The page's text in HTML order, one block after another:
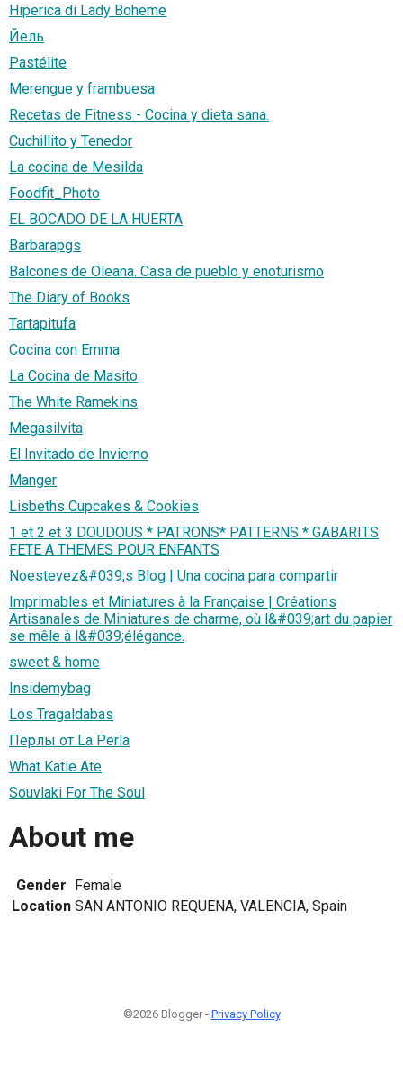
Hiperica di Lady Boheme
Йель
Pastélite
Merengue y frambuesa
Recetas de Fitness - Cocina y dieta sana.
Cuchillito y Tenedor
La cocina de Mesilda
Foodfit_Photo
EL BOCADO DE LA HUERTA
Barbarapgs
Balcones de Oleana. Casa de pueblo y enoturismo
The Diary of Books
Tartapitufa
Cocina con Emma
La Cocina de Masito
The White Ramekins
Megasilvita
El Invitado de Invierno
Manger
Lisbeths Cupcakes & Cookies
1 et 2 et 3 DOUDOUS * PATRONS* PATTERNS * GABARITS
FETE A THEMES POUR ENFANTS
Noestevez&#039;s Blog | Una cocina para compartir
Imprimables et Miniatures à la Française | Créations
Artisanales de Miniatures de charme, où l&#039;art du papier
se mêle à l&#039;élégance.
sweet & home
Insidemybag
Los Tragaldabas
Перлы от La Perla
What Katie Ate
Souvlaki For The Soul
About me
Gender Female
Location SAN ANTONIO REQUENA, VALENCIA, Spain
©2026 Blogger - Privacy Policy